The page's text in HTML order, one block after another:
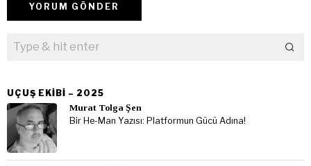
UÇUŞ EKIBI – 2025
Murat Tolga Şen
Bir He-Man Yazısı: Platformun Gücü Adına!